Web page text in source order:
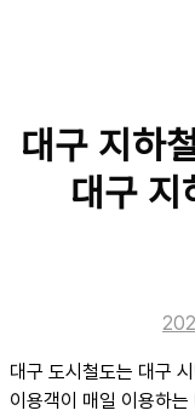
대구 지하
대구 지
대구 도시철도는 대구
이용객이 매일 이용하